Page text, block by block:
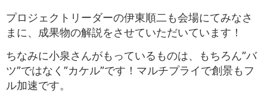
プロジェクトリーダーの伊東順二も会場にてみなさ
まに、成果物の解説をさせていただいています！
ちなみに小泉さんがもっているものは、もちろん”バ
ツ”ではなく”カケル”です！マルチプライで創景もフ
ル加速です。